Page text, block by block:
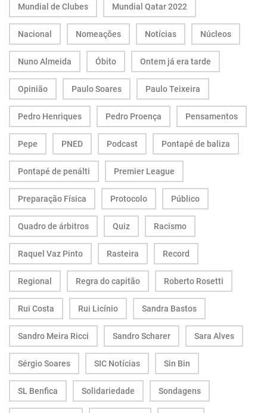
Mundial de Clubes Mundial Qatar 2022
Nacional Nomeações Notícias Núcleos
Nuno Almeida Óbito Ontem já era tarde
Opinião Paulo Soares Paulo Teixeira
Pedro Henriques Pedro Proença Pensamentos
Pepe PNED Podcast Pontapé de baliza
Pontapé de penálti Premier League
Preparação Física Protocolo Público
Quadro de árbitros Quiz Racismo
Raquel Vaz Pinto Rasteira Record
Regional Regra do capitão Roberto Rosetti
Rui Costa Rui Licínio Sandra Bastos
Sandro Meira Ricci Sandro Scharer Sara Alves
Sérgio Soares SIC Notícias Sin Bin
SL Benfica Solidariedade Sondagens